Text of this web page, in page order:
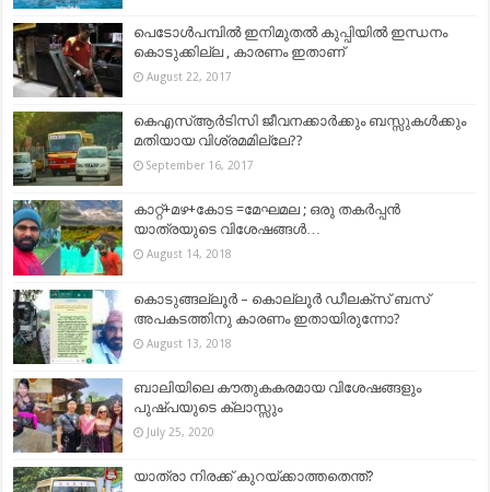
പെടോള്‍പമ്പില്‍ ഇനിമുതല്‍ കുപ്പിയില്‍ ഇന്ധനം
കൊടുക്കില്ല , കാരണം ഇതാണ്
August 22, 2017
കെഎസ്ആര്‍ടിസി ജീവനക്കാര്‍ക്കും ബസ്സുകള്‍ക്കും
മതിയായ വിശ്രമമില്ലേ??
September 16, 2017
കാറ്റ്+മഴ+കോട =മേഘമല ; ഒരു തകർപ്പൻ
യാത്രയുടെ വിശേഷങ്ങൾ…
August 14, 2018
കൊടുങ്ങല്ലൂർ – കൊല്ലൂർ ഡീലക്സ് ബസ്
അപകടത്തിനു കാരണം ഇതായിരുന്നോ?
August 13, 2018
ബാലിയിലെ കൗതുകകരമായ വിശേഷങ്ങളും
പുഷ്‌പയുടെ ക്ലാസ്സും
July 25, 2020
യാത്രാ നിരക്ക്‌ കുറയ്‌ക്കാത്തതെന്ത്‌?